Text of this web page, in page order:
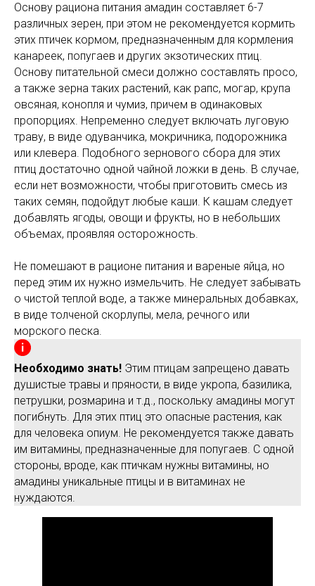
Основу рациона питания амадин составляет 6-7
различных зерен, при этом не рекомендуется кормить
этих птичек кормом, предназначенным для кормления
канареек, попугаев и других экзотических птиц.
Основу питательной смеси должно составлять просо,
а также зерна таких растений, как рапс, могар, крупа
овсяная, конопля и чумиз, причем в одинаковых
пропорциях. Непременно следует включать луговую
траву, в виде одуванчика, мокричника, подорожника
или клевера. Подобного зернового сбора для этих
птиц достаточно одной чайной ложки в день. В случае,
если нет возможности, чтобы приготовить смесь из
таких семян, подойдут любые каши. К кашам следует
добавлять ягоды, овощи и фрукты, но в небольших
объемах, проявляя осторожность.
Не помешают в рационе питания и вареные яйца, но
перед этим их нужно измельчить. Не следует забывать
о чистой теплой воде, а также минеральных добавках,
в виде толченой скорлупы, мела, речного или
морского песка.
Необходимо знать! Этим птицам запрещено давать
душистые травы и пряности, в виде укропа, базилика,
петрушки, розмарина и т.д., поскольку амадины могут
погибнуть. Для этих птиц это опасные растения, как
для человека опиум. Не рекомендуется также давать
им витамины, предназначенные для попугаев. С одной
стороны, вроде, как птичкам нужны витамины, но
амадины уникальные птицы и в витаминах не
нуждаются.